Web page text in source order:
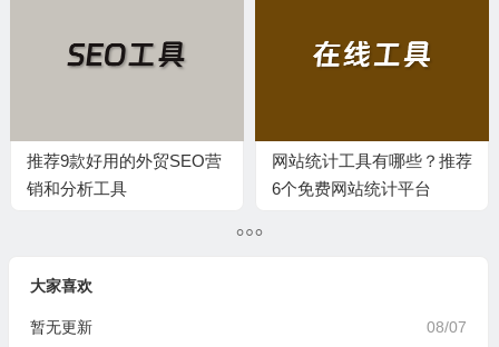
推荐9款好用的外贸SEO营
销和分析工具
网站统计工具有哪些？推荐
6个免费网站统计平台
大家喜欢
08/07
暂无更新